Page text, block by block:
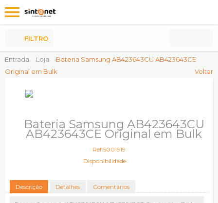
Entrada Loja
Bateria Samsung AB423643CU AB423643CE
Original em Bulk
Voltar
FILTRO
Bateria Samsung AB423643CU
AB423643CE Original em Bulk
Ref:5001919
Disponibilidade:
Descrição Detalhes Comentários